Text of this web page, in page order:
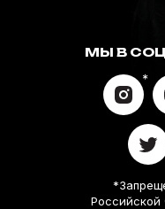
Российской
МЫ В
*